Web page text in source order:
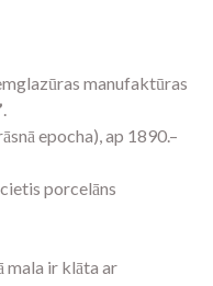
manufaktūras
.
epocha), ap 1890.–
porcelāns
mala ir klāta ar